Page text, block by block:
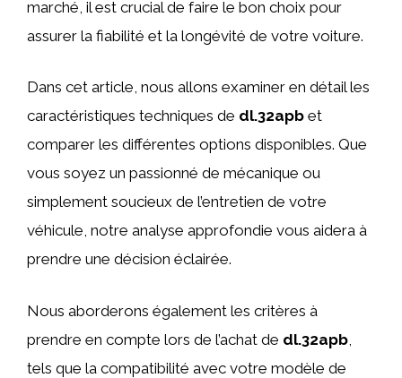
marché, il est crucial de faire le bon choix pour
assurer la fiabilité et la longévité de votre voiture.
Dans cet article, nous allons examiner en détail les
caractéristiques techniques de dl.32apb et
comparer les différentes options disponibles. Que
vous soyez un passionné de mécanique ou
simplement soucieux de l’entretien de votre
véhicule, notre analyse approfondie vous aidera à
prendre une décision éclairée.
Nous aborderons également les critères à
prendre en compte lors de l’achat de dl.32apb
tels que la compatibilité avec votre modèle de